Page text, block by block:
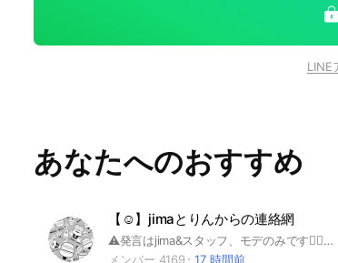
LINE
あなたへのおすすめ
【☺︎︎︎︎】jimaとりんからの連絡網
⚠️発言はjima&スタッフ、モデのみです🙆‍♀️ 【①】配信開始のお知らせ💁‍♂️や 配信予定のお知らせ⋆͛📢⋆など ここで連絡しまーす😊 【②】商品、お取引についての問合せは必ず公式LINEでお願いします。 【③】お返事は不要です‼️ 長押しでスタンプでお返事してね🥳
メンバー 4169
17 時間前